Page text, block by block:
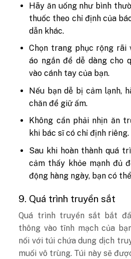
Hãy ăn uống như bình
thuốc theo chỉ định của
dẫn khác.
Chọn trang phục rộng rãi
áo ngắn để dễ dàng cho
vào cánh tay của bạn.
Nếu bạn dễ bị cảm lạnh,
chăn để giữ ấm.
Không cần phải nhịn ăn
khi bác sĩ có chỉ định riêng.
Sau khi hoàn thành quá
cảm thấy khỏe mạnh đủ
động hàng ngày, bạn có
9. Quá trình truyền sắt
Quá trình truyền sắt bắt
thông vào tĩnh mạch của
nối với túi chứa dung dịch
muối vô trùng. Túi này sẽ